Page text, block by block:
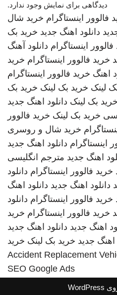
دیدگاهی برای نمایش وجود ندارد.
فالوور اینستاگرام خرید شال
دانلود اهنگ جدید خرید بک
اینستاگرام دانلود آهنگ
خرید فالوور اینستاگرام خرید
اهنگ خرید فالوور اینستاگرام
لینک خرید بک لینک خرید بک
خرید بک لینک دانلود اهنگ جدید
خرید بک لینک خرید فالوور
خرید شال و روسری
اینستاگرام دانلود اهنگ جدید
اهنگ جدید مترجم انگلیسی
خرید فالوور اینستاگرام دانلود
دانلود اهنگ جدید دانلود اهنگ
خرید فالوور اینستاگرام دانلود
خرید فالوور اینستاگرام خرید
اهنگ جدید دانلود اهنگ جدید
اهنگ جدید خرید بک لینک خرید
Accident Replacement
SEO Google Ads
WordPress